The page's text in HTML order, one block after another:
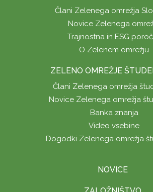
Člani Zelenega omrežja
Novice Zelenega
Trajnostna in ESG
O Zelenem omrežju
ZELENO OMREŽJE
Člani Zelenega omrežja
Novice Zelenega omrežja
Banka znanja
Video vsebine
Dogodki Zelenega omrežja
NOVICE